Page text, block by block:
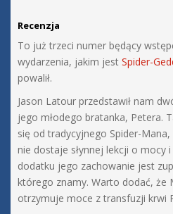
Recenzja
To już trzeci numer będący
wydarzenia, jakim jest Spider-
powalił.
Jason Latour przedstawił nam
jego młodego bratanka, Petera.
się od tradycyjnego Spider-
nie dostaje słynnej lekcji o mocy
dodatku jego zachowanie jest
którego znamy. Warto dodać, że
otrzymuje moce z transfuzji krwi